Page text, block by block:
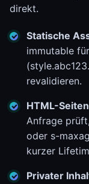
direkt.
Statische
immutable
revalidieren.
HTML-
Anfrage
oder s-
kurzer
Privater